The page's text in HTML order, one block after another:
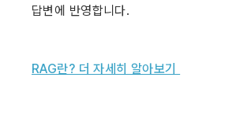
답변에 반영합니다.
RAG란? 더 자세히 알아보기